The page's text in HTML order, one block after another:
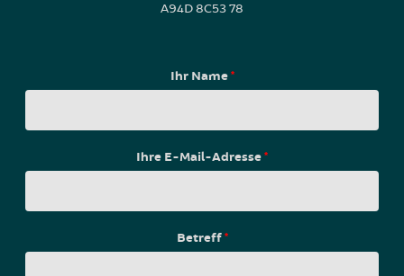
A94D 8C53 78
Ihr Name*
Ihre E-Mail-Adresse*
Betreff*